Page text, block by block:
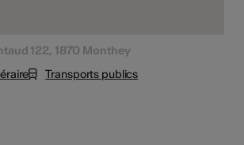
122, 1870 Monthey
Transports publics